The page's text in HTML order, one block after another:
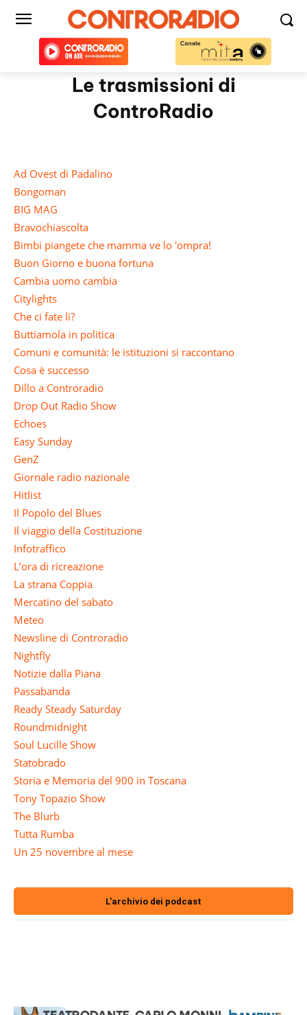
Le trasmissioni di
ControRadio
Ad Ovest di Padalino
Bongoman
BIG MAG
Bravochiascolta
Bimbi piangete che mamma ve lo 'ompra!
Buon Giorno e buona fortuna
Cambia uomo cambia
Citylights
Che ci fate li?
Buttiamola in politica
Comuni e comunità: le istituzioni si raccontano
Cosa è successo
Dillo a Controradio
Drop Out Radio Show
Echoes
Easy Sunday
GenZ
Giornale radio nazionale
Hitlist
Il Popolo del Blues
Il viaggio della Costituzione
Infotraffico
L’ora di ricreazione
La strana Coppia
Mercatino del sabato
Meteo
Newsline di Controradio
Nightfly
Notizie dalla Piana
Passabanda
Ready Steady Saturday
Roundmidnight
Soul Lucille Show
Statobrado
Storia e Memoria del 900 in Toscana
Tony Topazio Show
The Blurb
Tutta Rumba
Un 25 novembre al mese
L'archivio dei podcast